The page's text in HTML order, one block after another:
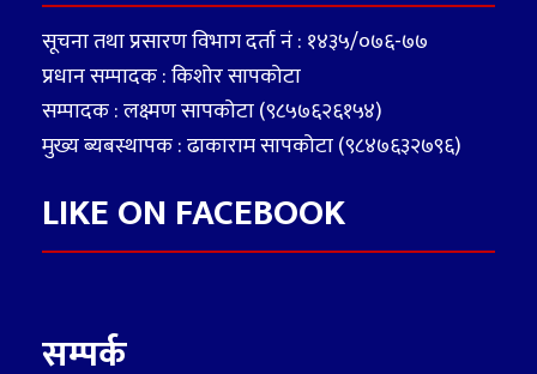
सूचना तथा प्रसारण विभाग दर्ता नं : १४३५/०७६-७७
प्रधान सम्पादक : किशोर सापकोटा
सम्पादक : लक्ष्मण सापकोटा (९८५७६२६१५४)
मुख्य ब्यबस्थापक : ढाकाराम सापकोटा (९८४७६३२७९६)
LIKE ON FACEBOOK
सम्पर्क